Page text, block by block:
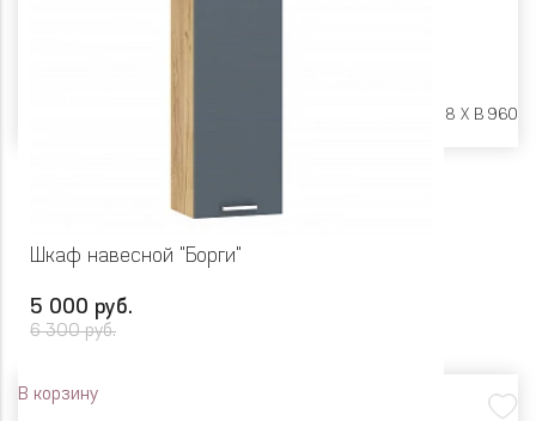
Ш 450 X Г 318 X В 960
Шкаф навесной "Борги"
5 000 руб.
6 300 руб.
В корзину